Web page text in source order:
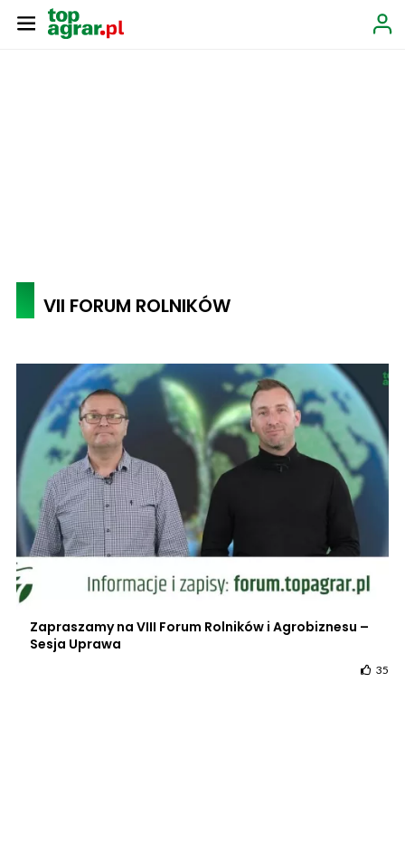
VII FORUM ROLNIKÓW
Zapraszamy na VIII Forum Rolników i Agrobiznesu –
Sesja Uprawa
35